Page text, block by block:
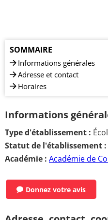
SOMMAIRE
Informations générales
Adresse et contact
Horaires
Informations
Type d'établissement :
Statut de l'établissement :
Académie : Académie de
Donnez votre avis